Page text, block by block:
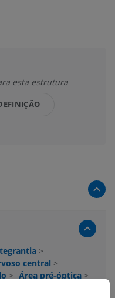
esta estrutura
>
central >
> Área pré-óptica >